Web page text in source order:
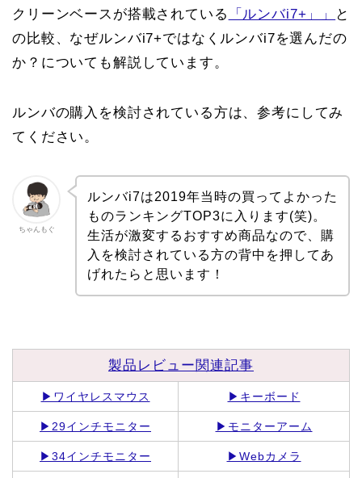
クリーンベースが搭載されている 「ルンバi7+」」
と
の比較、なぜルンバi7+ではなくルンバi7を選んだの
か？についても解説しています。
ルンバの購入を検討されている方は、参考にしてみ
てください。
ちゃんもぐ
ルンバi7は2019年当時の買ってよかった
ものランキングTOP3に入ります(笑)。
生活が激変するおすすめ商品なので、購
入を検討されている方の背中を押してあ
げれたらと思います！
製品レビュー関連記事
▶ワイヤレスマウス ▶キーボード
▶29インチモニター ▶モニターアーム
▶34インチモニター ▶Webカメラ